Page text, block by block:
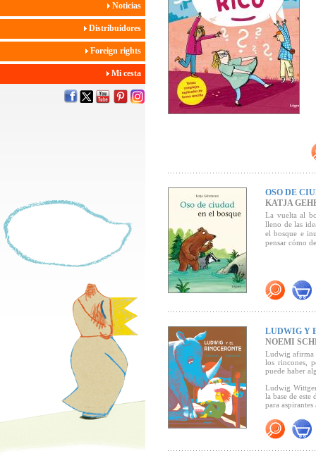
Noticias
Distribuidores
Foreign rights
Mi cesta
OSO DE
KATJA
La vuelta al
lleno de las
el bosque e
pensar cómo
LUDWIG Y
NOEMI
Ludwig afirma
los rincones,
puede haber
Ludwig
la base de
para
Premio